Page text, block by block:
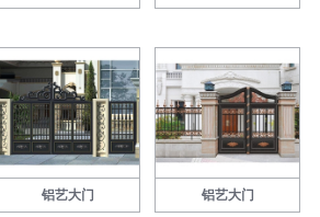
铝艺大门 铝艺大门